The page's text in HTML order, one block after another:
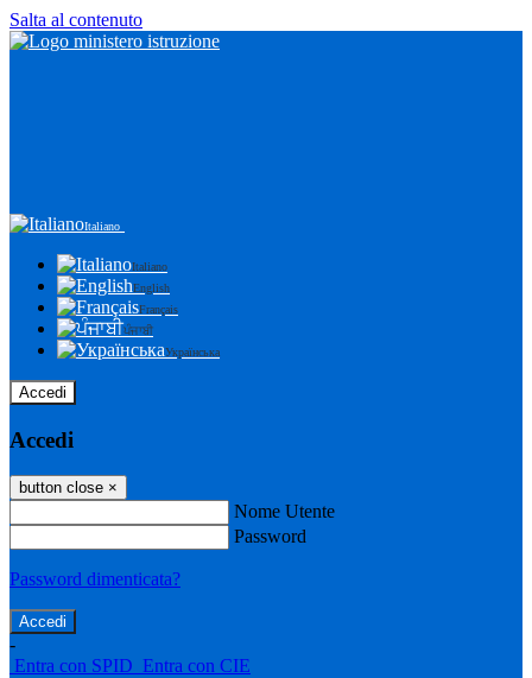
Salta al contenuto
Italiano
Italiano
English
Français
ਪੰਜਾਬੀ
Українська
Accedi
Accedi
button close ×
Nome Utente
Password
Password dimenticata?
-
Entra con SPID Entra con CIE